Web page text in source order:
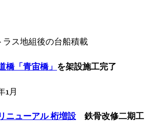
ラス地組後の台船積載
「青宙橋」 を架設施工完了
1月
ニューアル 桁増設 鉄骨改修二期工